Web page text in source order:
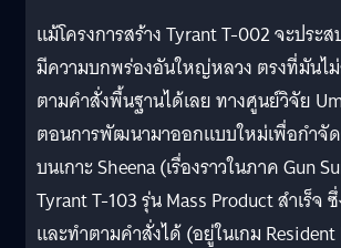
แม้โครงการสร้าง Tyrant T-002 จะประ
มีความบกพร่องอันใหญ่หลวง ตรงที่มันไ
ตามคำสั่งพื้นฐานได้เลย ทางศูนย์วิจัย
ตอนการพัฒนามาออกแบบใหม่เพื่อกำ
บนเกาะ Sheena (เรื่องราวในภาค Gun
Tyrant T-103 รุ่น Mass Product สำเร็จ
และทำตามคำสั่งได้ (อยู่ในเกม